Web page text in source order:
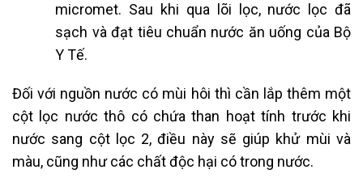
micromet. Sau khi qua lõi lọc, nước lọc đã
sạch và đạt tiêu chuẩn nước ăn uống của Bộ
Y Tế.
Đối với nguồn nước có mùi hôi thì cần lắp thêm một
cột lọc nước thô có chứa than hoạt tính trước khi
nước sang cột lọc 2, điều này sẽ giúp khử mùi và
màu, cũng như các chất độc hại có trong nước.